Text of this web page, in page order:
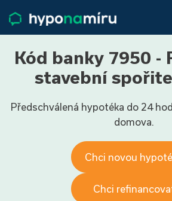
Životní pojištění
Pojištění nemovitosti
Články
800 688 388
9−16 hod.
Kód banky 7950 -
stavební
Předschválená hypotéka do 24
domova.
Chci novou
Chci